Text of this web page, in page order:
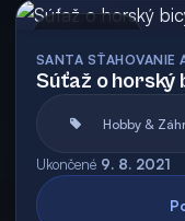
SANTA SŤAHOVANIE
Súťaž o horský
Hobby &
Ukončené 9. 8. 2021